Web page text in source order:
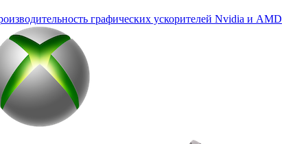
графических ускорителей Nvidia и AMD